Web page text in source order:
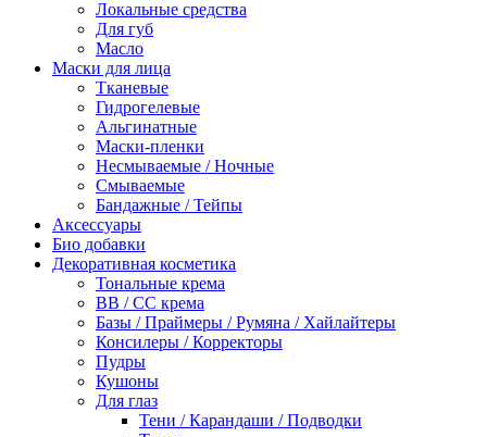
Локальные средства
Для губ
Масло
Маски для лица
Тканевые
Гидрогелевые
Альгинатные
Маски-пленки
Несмываемые / Ночные
Смываемые
Бандажные / Тейпы
Аксессуары
Био добавки
Декоративная косметика
Тональные крема
BB / СС крема
Базы / Праймеры / Румяна / Хайлайтеры
Консилеры / Корректоры
Пудры
Кушоны
Для глаз
Тени / Карандаши / Подводки